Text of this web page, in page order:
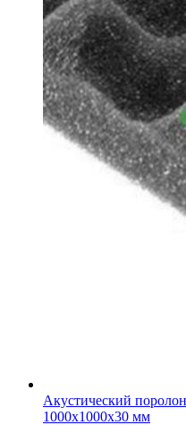
Акустический
1000х1000х30 мм